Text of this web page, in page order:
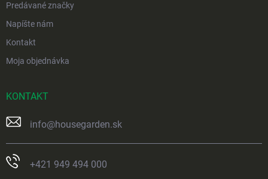
Predávané značky
Napíšte nám
Kontakt
Moja objednávka
KONTAKT
info@housegarden.sk
+421 949 494 000